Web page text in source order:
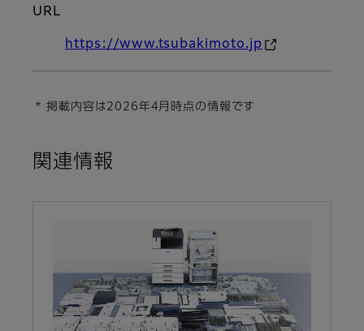
URL
https://www.tsubakimoto.jp
* 掲載内容は2026年4月時点の情報です
関連情報